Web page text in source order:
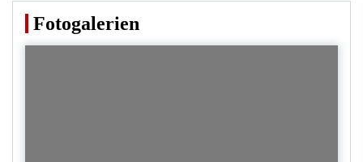
Fotogalerien